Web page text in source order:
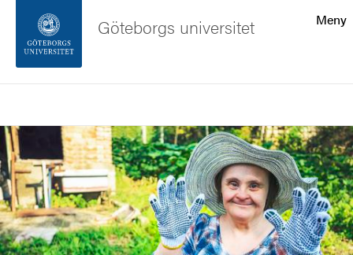
Sidfoten
Om webbplatsen
Meny
Göteborgs universitet
Bild